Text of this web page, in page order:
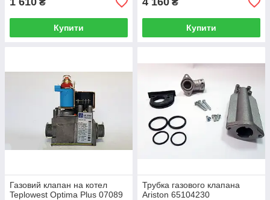
₴
Купити
₴
Купити
Газовий клапан на котел
Teplowest Optima Plus 07089
Трубка газового клапана
Ariston 65104230